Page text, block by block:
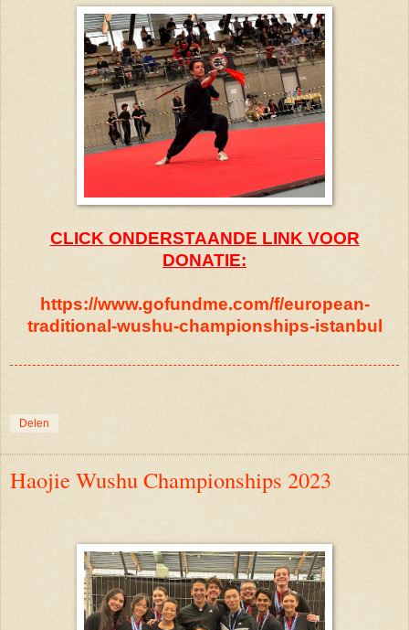
CLICK ONDERSTAANDE LINK VOOR
DONATIE:
https://www.gofundme.com/f/european-
traditional-wushu-championships-istanbul
Delen
Haojie Wushu Championships 2023